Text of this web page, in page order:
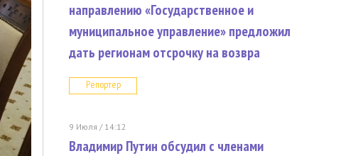
направлению «Государственное и
муниципальное управление» предложил
дать регионам отсрочку на возвра
Репортер
9 Июля / 14:12
Владимир Путин обсудил с членами